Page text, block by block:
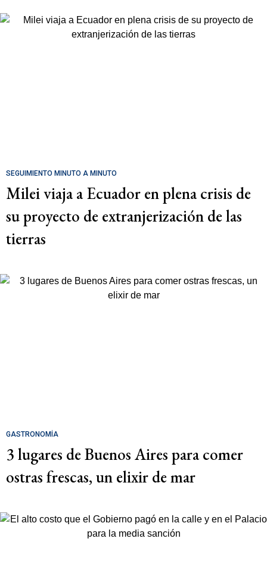
SEGUIMIENTO MINUTO A MINUTO
Milei viaja a Ecuador en plena crisis de
su proyecto de extranjerización de las
tierras
GASTRONOMÍA
3 lugares de Buenos Aires para comer
ostras frescas, un elixir de mar